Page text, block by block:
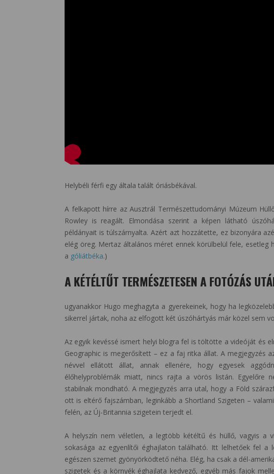
Helybéli férfi egy általa talált óriásbékával.
A felkapott hírre az Ausztrál Természettudományi Múzeum
Rowley is reagált. Elmondása szerint a képen látható
példányait is túlszárnyalta. Azért azt hozzátette, ez bizonyára
elég öreg. Mertaz általános méret ennek körülbelül fele, esetleg
a góliátbéka.)
A KÉTÉLTŰT TERMÉSZETESEN A FOTÓZÁS
ugyanakkor Hugo meghagyta a gyerekeinek, hogy ha
sikerrel jártak, noha az elfogott két úszóhártyás már közel sem
Az egyik kevéssé ismert helyi blogra fel is töltötte a videóját és
Geographic is megerősített – ez a faj ritka állat. A megjegyzés
névvel ellátott állat, annak ellenére, hogy egyesek
élőhelyproblémák miatt, nincs rajta a vörös listán. Egyelőre
stabilnak mondható. A megjegyzés arra utal, hogy a Föld
ott is eltérő fajszámban, leginkább a Shortland Szigeten –
felén, az Új-Britannia szigetein terjedt el.
A helyszín nem véletlen, a legtöbb kétéltű és hüllő, vagyis a
sokasága az egyenlítői éghajlaton található. Itt lelhetőek fel a
egészen szemet gyönyörködtető néha. Elég, ha csak a dél-
szigetek és a környék éghajlata kedvező, egyéb más fajok